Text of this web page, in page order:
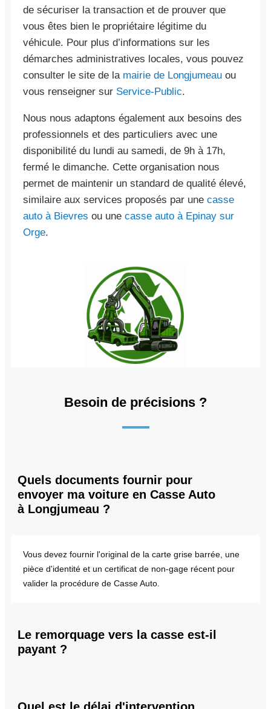
de sécuriser la transaction et de prouver que
vous êtes bien le propriétaire légitime du
véhicule. Pour plus d’informations sur les
démarches administratives locales, vous pouvez
consulter le site de la mairie de Longjumeau ou
vous renseigner sur Service-Public.
Nous nous adaptons également aux besoins des
professionnels et des particuliers avec une
disponibilité du lundi au samedi, de 9h à 17h,
fermé le dimanche. Cette organisation nous
permet de maintenir un standard de qualité élevé,
similaire aux services proposés par une casse
auto à Bievres ou une casse auto à Epinay sur
Orge.
Besoin de précisions ?
Quels documents fournir pour
envoyer ma voiture en Casse Auto
à Longjumeau ?
Vous devez fournir l'original de la carte grise barrée, une
pièce d'identité et un certificat de non-gage récent pour
valider la procédure de Casse Auto.
Le remorquage vers la casse est-il
payant ?